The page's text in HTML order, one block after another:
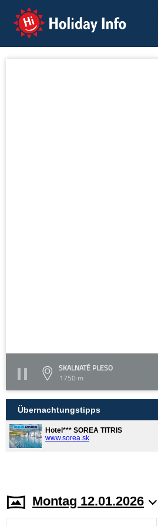
Holiday Info
SKALNATÉ PLESO
1750 m
Übernachtungstipps
Hotel*** SOREA TITRIS
www.sorea.sk
Montag 12.01.2026